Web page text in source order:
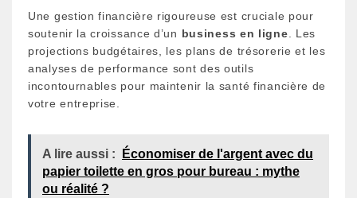
Une gestion financière rigoureuse est cruciale pour
soutenir la croissance d’un business en ligne . Les
projections budgétaires, les plans de trésorerie et les
analyses de performance sont des outils
incontournables pour maintenir la santé financière de
votre entreprise.
A lire aussi :
Économiser de l'argent avec du
papier toilette en gros pour bureau : mythe
ou réalité ?